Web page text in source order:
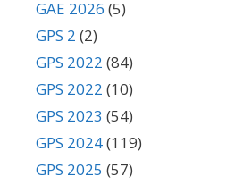
GAE 2026 (5)
GPS 2 (2)
GPS 2022 (84)
GPS 2022 (10)
GPS 2023 (54)
GPS 2024(119)
GPS 2025 (57)